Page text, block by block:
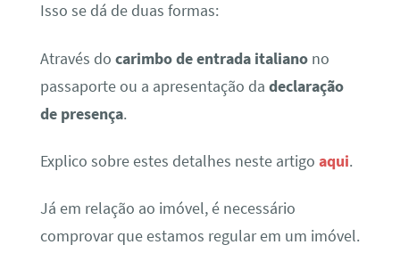
Isso se dá de duas formas:
Através do carimbo de entrada italianono
passaporte ou a apresentação da declaração
de presença.
Explico sobre estes detalhes neste artigo aqui.
Já em relação ao imóvel, é necessário
comprovar que estamos regular em um imóvel.